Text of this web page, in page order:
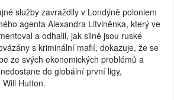
služby zavraždily v Londýně poloniem
agenta Alexandra Litviněnka, který ve
a odhalil, jak silně jsou ruské
s kriminální mafií, dokazuje, že se
ze svých ekonomických problémů a
do globální první ligy,
Hutton.